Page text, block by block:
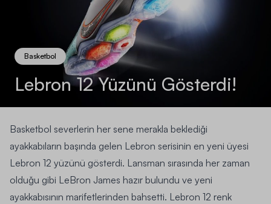
Basketbol
Lebron 12 Yüzünü Gösterdi!
Basketbol severlerin her sene merakla beklediği
ayakkabıların başında gelen Lebron serisinin en yeni üyesi
Lebron 12 yüzünü gösterdi. Lansman sırasında her zaman
olduğu gibi LeBron James hazır bulundu ve yeni
ayakkabısının marifetlerinden bahsetti. Lebron 12 renk